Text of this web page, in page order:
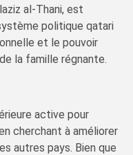
al-Thani, est
politique qatari
et le pouvoir
la famille régnante.
active pour
cherchant à améliorer
autres pays. Bien que